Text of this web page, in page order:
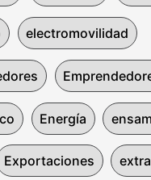
electromovilidad
Energía
Exportaciones